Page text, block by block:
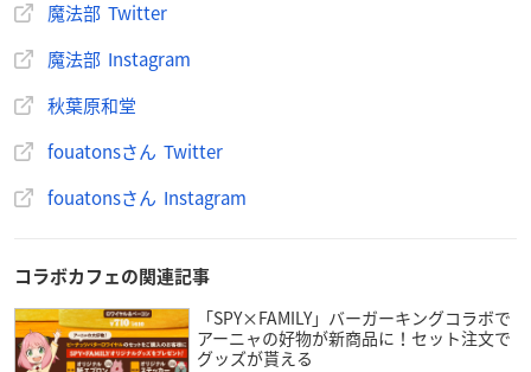
年中無休
※営業時間が変更になる場合があります。
※店内イベント開催時は、個室での利用となる場合がありま
※混雑時は90分制となる場合があります。
新型コロナウイルス感染症拡大防止対策を行って営業しており
・入店時に検温を行います（37.5度以上の方はご利用をお断り
しております）。
魔法部 Twitter
魔法部 Instagram
秋葉原和堂
fouatonsさん Twitter
fouatonsさん Instagram
コラボカフェの関連記事
「SPY×FAMILY」バーガーキングコラボで
アーニャの好物が新商品に！セット注文で
グッズが貰える